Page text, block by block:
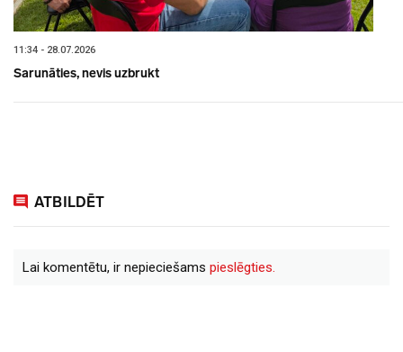
11:34 - 28.07.2026
Sarunāties, nevis uzbrukt
ATBILDĒT
Lai komentētu, ir nepieciešams pieslēgties.